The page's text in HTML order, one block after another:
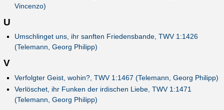
Vincenzo)
U
Umschlinget uns, ihr sanften Friedensbande, TWV 1:1426
(Telemann, Georg Philipp)
V
Verfolgter Geist, wohin?, TWV 1:1467 (Telemann, Georg Philipp)
Verlöschet, ihr Funken der irdischen Liebe, TWV 1:1471
(Telemann, Georg Philipp)